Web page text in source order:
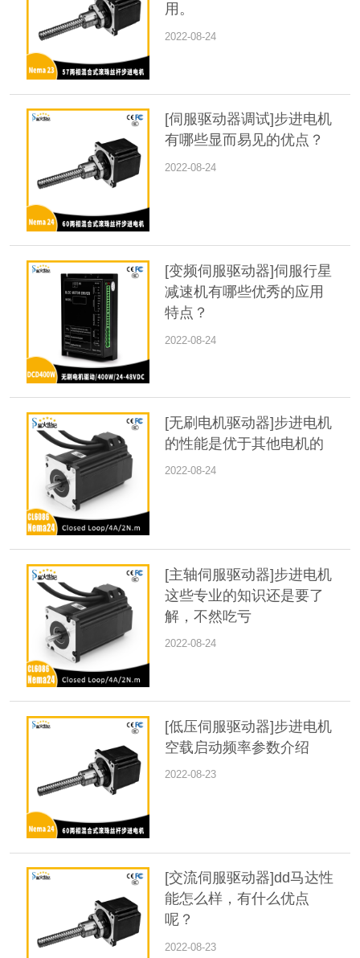
用。
2022-08-24
[伺服驱动器调试]步进电机
有哪些显而易见的优点？
2022-08-24
[变频伺服驱动器]伺服行星
减速机有哪些优秀的应用
特点？
2022-08-24
[无刷电机驱动器]步进电机
的性能是优于其他电机的
2022-08-24
[主轴伺服驱动器]步进电机
这些专业的知识还是要了
解，不然吃亏
2022-08-24
[低压伺服驱动器]步进电机
空载启动频率参数介绍
2022-08-23
[交流伺服驱动器]dd马达性
能怎么样，有什么优点
呢？
2022-08-23